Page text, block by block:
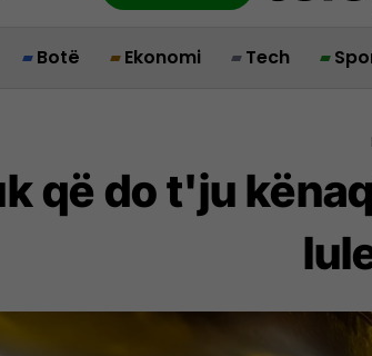
Botë Ekonomi Tech
që do t'ju